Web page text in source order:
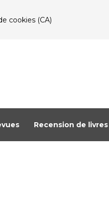
cookies (CA)
Recension de livres